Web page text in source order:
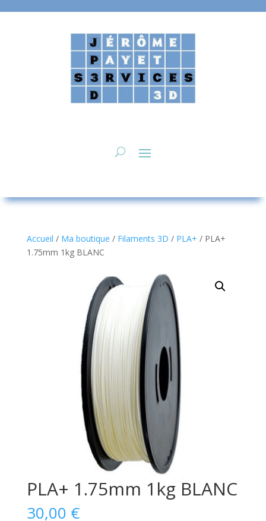
Accueil / Ma boutique / Filaments 3D / PLA+ / PLA+
1.75mm 1kg BLANC
PLA+ 1.75mm 1kg BLANC
30,00 €